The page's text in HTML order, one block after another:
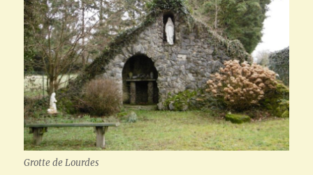
Grotte de Lourdes